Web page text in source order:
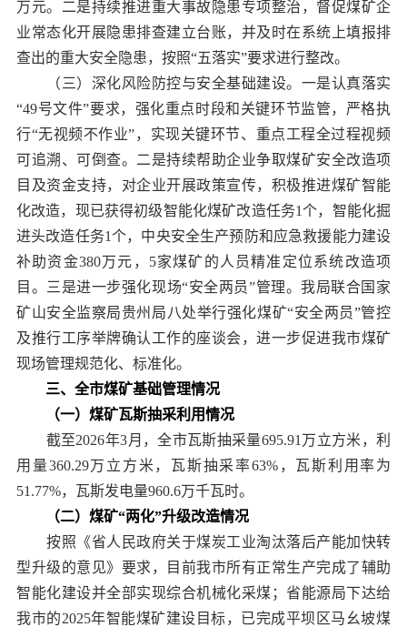
万元。二是持续推进重大事故隐患专项整治，督促煤矿企
业常态化开展隐患排查建立台账，并及时在系统上填报排
查出的重大安全隐患，按照“五落实”要求进行整改。
（三）深化风险防控与安全基础建设。一是认真落实
“49号文件”要求，强化重点时段和关键环节监管，严格执
行“无视频不作业”，实现关键环节、重点工程全过程视频
可追溯、可倒查。二是持续帮助企业争取煤矿安全改造项
目及资金支持，对企业开展政策宣传，积极推进煤矿智能
化改造，现已获得初级智能化煤矿改造任务1个，智能化掘
进头改造任务1个，中央安全生产预防和应急救援能力建设
补助资金380万元，5家煤矿的人员精准定位系统改造项
目。三是进一步强化现场“安全两员”管理。我局联合国家
矿山安全监察局贵州局八处举行强化煤矿“安全两员”管控
及推行工序举牌确认工作的座谈会，进一步促进我市煤矿
现场管理规范化、标准化。
三、全市煤矿基础管理情况
（一）煤矿瓦斯抽采利用情况
截至2026年3月，全市瓦斯抽采量695.91万立方米，利
用量360.29万立方米，瓦斯抽采率63%，瓦斯利用率为
51.77%，瓦斯发电量960.6万千瓦时。
（二）煤矿“两化”升级改造情况
按照《省人民政府关于煤炭工业淘汰落后产能加快转
型升级的意见》要求，目前我市所有正常生产完成了辅助
智能化建设并全部实现综合机械化采煤；省能源局下达给
我市的2025年智能煤矿建设目标，已完成平坝区马幺坡煤